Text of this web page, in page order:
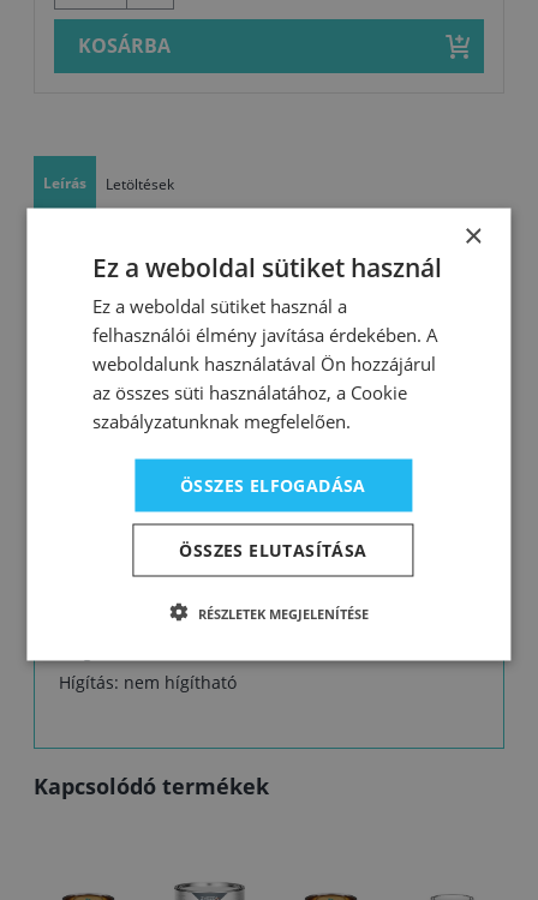
KOSÁRBA
Leírás Letöltések
A fa dekoratív és mély védelmére
•átlátszó, a faanyagba mélyen behatoló bevonat
•rugalmasság – a védőréteg nem repedezik és nem
pattog le
•egyszerű felhordás
Felhasználás:
Használható köztes vagy fedőbevonatként
fafelületek védő- és díszítőrendszereihez bel- és
kültéren: burkolatok, falborítások és mennyezetek,
Kiadósság: 1 l egy rétegben 10 – 12 m2 felületre
Hígítás: nem hígítható
Kapcsolódó termékek
×
Ez a weboldal sütiket használ
Ez a weboldal sütiket használ a
felhasználói élmény javítása érdekében. A
weboldalunk használatával Ön hozzájárul
az összes süti használatához, a Cookie
szabályzatunknak megfelelően.
ÖSSZES ELFOGADÁSA
ÖSSZES ELUTASÍTÁSA
RÉSZLETEK MEGJELENÍTÉSE